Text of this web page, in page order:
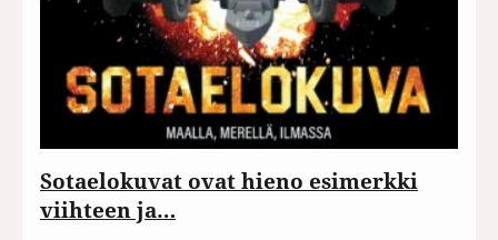
Sotaelokuvat ovat hieno esimerkki
viihteen ja…